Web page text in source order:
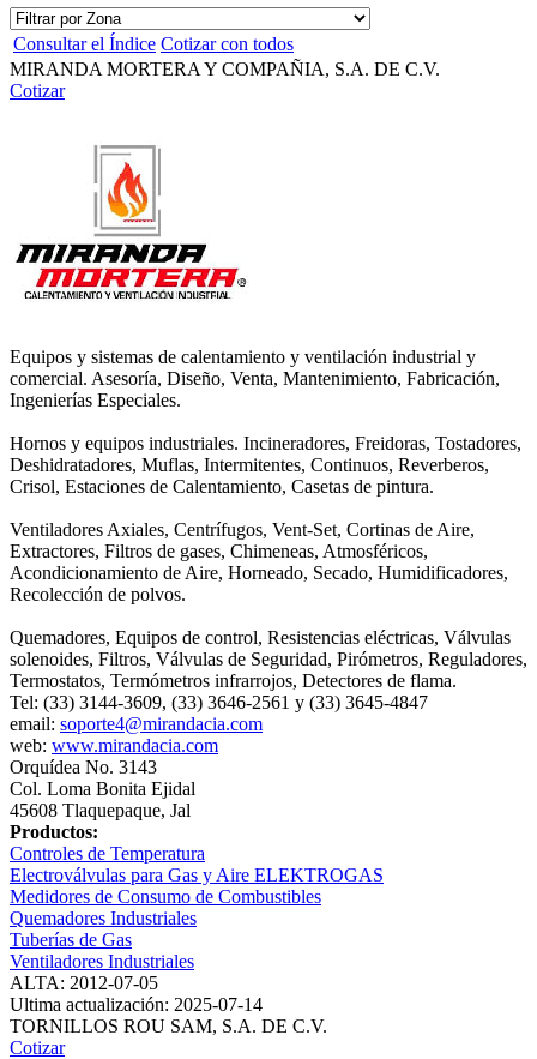
Consultar el Índice Cotizar con todos
MIRANDA MORTERA Y COMPAÑIA, S.A. DE C.V.
Cotizar
Equipos y sistemas de calentamiento y ventilación industrial y
comercial. Asesoría, Diseño, Venta, Mantenimiento, Fabricación,
Ingenierías Especiales.
Hornos y equipos industriales. Incineradores, Freidoras, Tostadores,
Deshidratadores, Muflas, Intermitentes, Continuos, Reverberos,
Crisol, Estaciones de Calentamiento, Casetas de pintura.
Ventiladores Axiales, Centrífugos, Vent-Set, Cortinas de Aire,
Extractores, Filtros de gases, Chimeneas, Atmosféricos,
Acondicionamiento de Aire, Horneado, Secado, Humidificadores,
Recolección de polvos.
Quemadores, Equipos de control, Resistencias eléctricas, Válvulas
solenoides, Filtros, Válvulas de Seguridad, Pirómetros, Reguladores,
Termostatos, Termómetros infrarrojos, Detectores de flama.
Tel: (33) 3144-3609, (33) 3646-2561 y (33) 3645-4847
email: soporte4@mirandacia.com
web: www.mirandacia.com
Orquídea No. 3143
Col. Loma Bonita Ejidal
45608 Tlaquepaque, Jal
Productos:
Controles de Temperatura
Electroválvulas para Gas y Aire ELEKTROGAS
Medidores de Consumo de Combustibles
Quemadores Industriales
Tuberías de Gas
Ventiladores Industriales
ALTA: 2012-07-05
Ultima actualización: 2025-07-14
TORNILLOS ROU SAM, S.A. DE C.V.
Cotizar